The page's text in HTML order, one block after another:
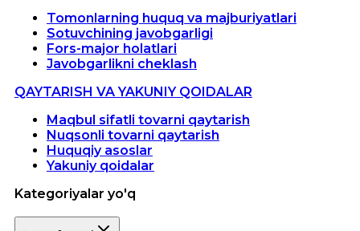
Tomonlarning huquq va majburiyatlari
Sotuvchining javobgarligi
Fors-major holatlari
Javobgarlikni cheklash
QAYTARISH VA YAKUNIY QOIDALAR
Maqbul sifatli tovarni qaytarish
Nuqsonli tovarni qaytarish
Huquqiy asoslar
Yakuniy qoidalar
Kategoriyalar yo'q